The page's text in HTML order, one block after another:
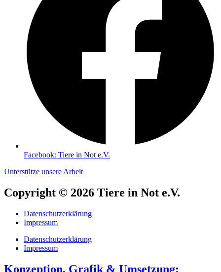
Facebook: Tiere in Not e.V.
Unterstütze unsere Arbeit
Copyright © 2026 Tiere in Not e.V.
Datenschutzerklärung
Impressum
Datenschutzerklärung
Impressum
Konzeption, Grafik & Umsetzung: